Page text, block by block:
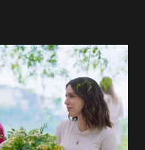
homem que realmente
todas as suas energias a
e se orgulhando de
ingressar na
muito alegre, é